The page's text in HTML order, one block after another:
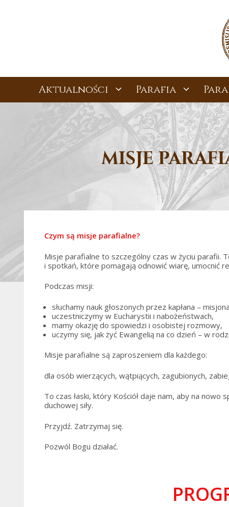
Aktualności Parafia
MISJE
Czym są misje parafialne?
Misje parafialne to szczególny czas w życiu parafii.
i spotkań, które pomagają odnowić wiarę, umocnić
Podczas misji:
słuchamy nauk głoszonych przez kapłana –
uczestniczymy w Eucharystii i nabożeństwach,
mamy okazję do spowiedzi i osobistej rozmowy,
uczymy się, jak żyć Ewangelią na co dzień – w
Misje parafialne są zaproszeniem dla każdego:
dla osób wierzących, wątpiących, zagubionych,
To czas łaski, który Kościół daje nam, aby na nowo
duchowej siły.
Przyjdź. Zatrzymaj się.
Pozwól Bogu działać.